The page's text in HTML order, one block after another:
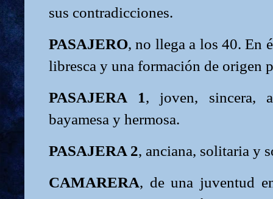
sus contradicciones.
PASAJERO, no llega a los 40. En
libresca y una formación de origen
PASAJERA 1, joven, sincera,
bayamesa y hermosa.
PASAJERA 2, anciana, solitaria y
CAMARERA, de una juventud